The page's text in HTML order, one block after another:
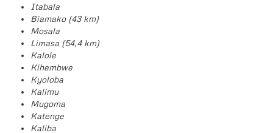
Itabala
Biamako (43 km)
Mosala
Limasa (54,4 km)
Kalole
Kihembwe
Kyoloba
Kalimu
Mugoma
Katenge
Kaliba